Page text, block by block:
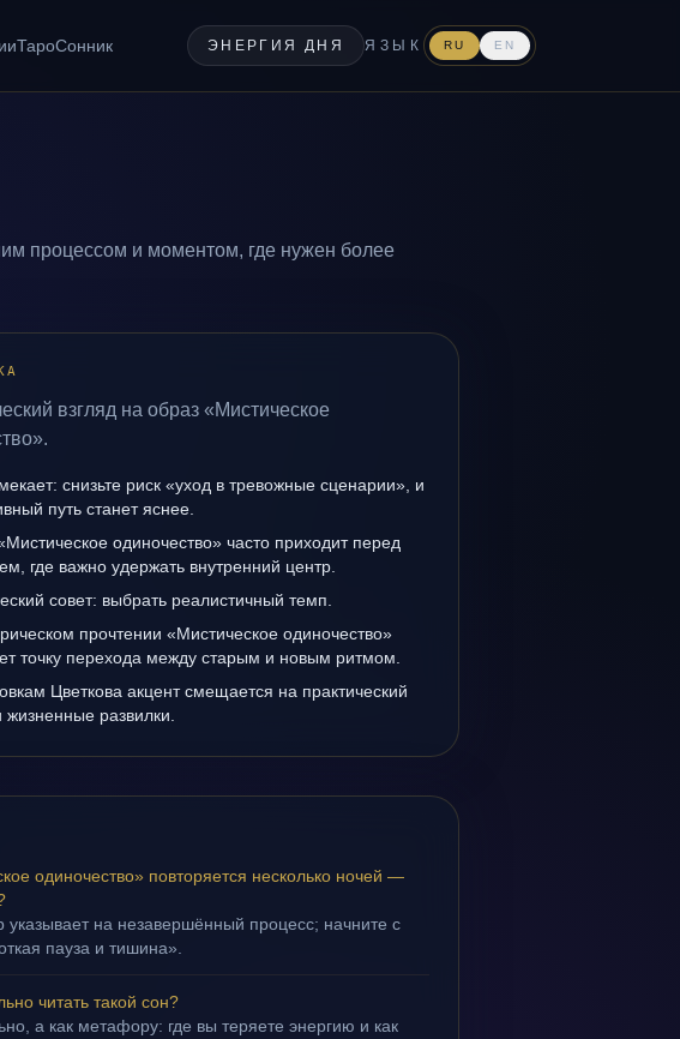
ТароСонник ЭНЕРГИЯ ДНЯ ЯЗЫК RU EN
процессом и моментом, где нужен более
взгляд на образ «Мистическое
снизьте риск «уход в тревожные сценарии», и
путь станет яснее.
одиночество» часто приходит перед
где важно удержать внутренний центр.
совет: выбрать реалистичный темп.
прочтении «Мистическое одиночество»
точку перехода между старым и новым ритмом.
Цветкова акцент смещается на практический
жизненные развилки.
одиночество» повторяется несколько ночей —
указывает на незавершённый процесс; начните с
пауза и тишина».
читать такой сон?
а как метафору: где вы теряете энергию и как